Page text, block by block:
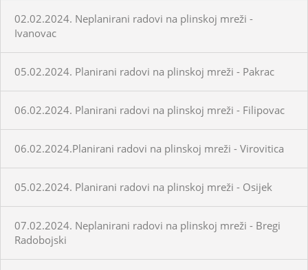
02.02.2024. Neplanirani radovi na plinskoj mreži -
Ivanovac
05.02.2024. Planirani radovi na plinskoj mreži - Pakrac
06.02.2024. Planirani radovi na plinskoj mreži - Filipovac
06.02.2024.Planirani radovi na plinskoj mreži - Virovitica
05.02.2024. Planirani radovi na plinskoj mreži - Osijek
07.02.2024. Neplanirani radovi na plinskoj mreži - Bregi
Radobojski